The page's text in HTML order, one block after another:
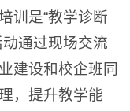
训是“教学诊断
通过现场交流
建设和校企班同
，提升教学能